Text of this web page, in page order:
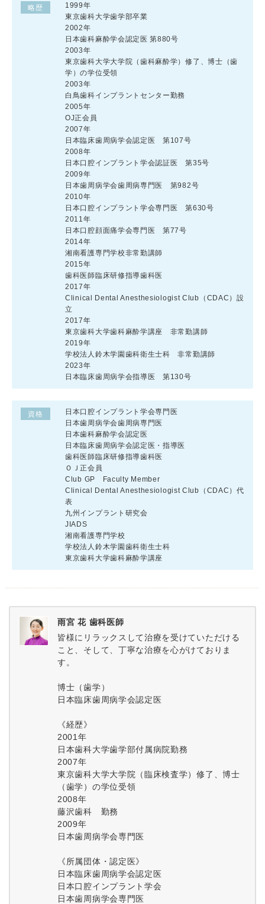
略歴
1999年
東京歯科大学歯学部卒業
2002年
日本歯科麻酔学会認定医 第880号
2003年
東京歯科大学大学院（歯科麻酔学）修了、博士（歯
学）の学位受領
2003年
白鳥歯科インプラントセンター勤務
2005年
OJ正会員
2007年
日本臨床歯周病学会認定医 第107号
2008年
日本口腔インプラント学会認証医 第35号
2009年
日本歯周病学会歯周病専門医 第982号
2010年
日本口腔インプラント学会専門医 第630号
2011年
日本口腔顔面痛学会専門医 第77号
2014年
湘南看護専門学校非常勤講師
2015年
歯科医師臨床研修指導歯科医
2017年
Clinical Dental Anesthesiologist Club（CDAC）設
立
2017年
東京歯科大学歯科麻酔学講座 非常勤講師
2019年
学校法人鈴木学園歯科衛生士科 非常勤講師
2023年
日本臨床歯周病学会指導医 第130号
資格
日本口腔インプラント学会専門医
日本歯周病学会歯周病専門医
日本歯科麻酔学会認定医
日本臨床歯周病学会認定医・指導医
歯科医師臨床研修指導歯科医
ＯＪ正会員
Club GP Faculty Member
Clinical Dental Anesthesiologist Club（CDAC）代
表
九州インプラント研究会
JIADS
湘南看護専門学校
学校法人鈴木学園歯科衛生士科
東京歯科大学歯科麻酔学講座
雨宮 花 歯科医師
皆様にリラックスして治療を受けていただける
こと、そして、丁寧な治療を心がけておりま
す。
博士（歯学）
日本臨床歯周病学会認定医
《経歴》
2001年
日本歯科大学歯学部付属病院勤務
2007年
東京歯科大学大学院（臨床検査学）修了、博士
（歯学）の学位受領
2008年
藤沢歯科 勤務
2009年
日本歯周病学会専門医
《所属団体・認定医》
日本臨床歯周病学会認定医
日本口腔インプラント学会
日本歯周病学会専門医